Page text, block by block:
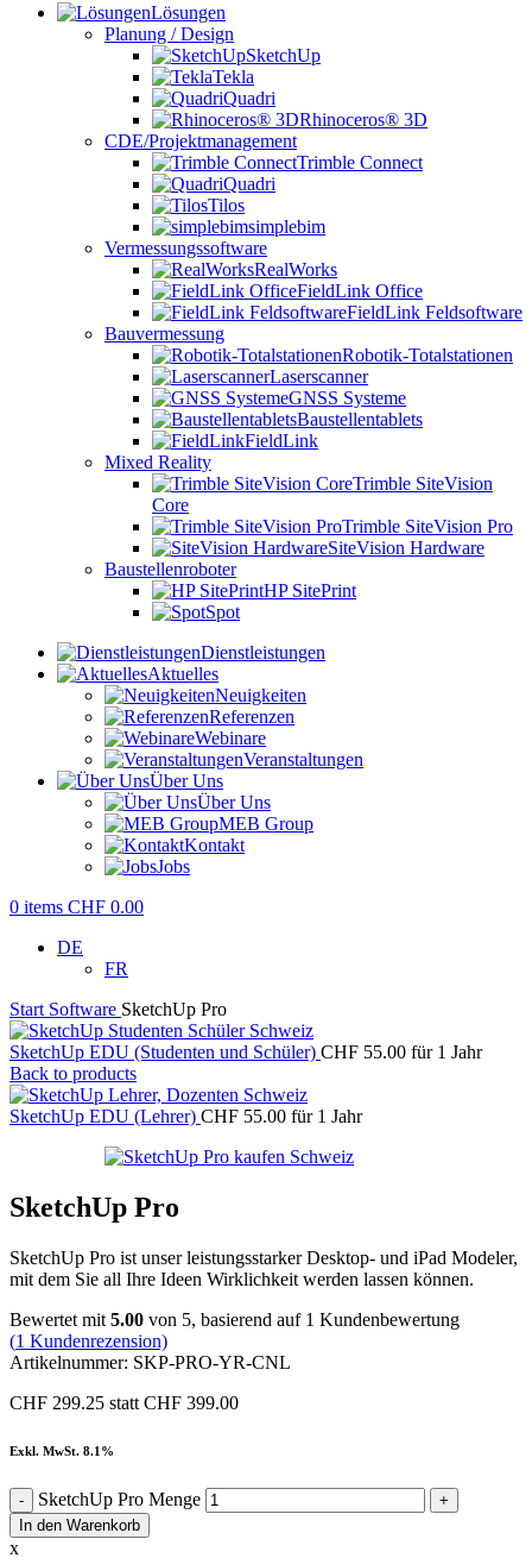
Lösungen
Planung / Design
SketchUp
Tekla
Quadri
Rhinoceros® 3D
CDE/Projektmanagement
Trimble Connect
Quadri
Tilos
simplebim
Vermessungssoftware
RealWorks
FieldLink Office
FieldLink Feldsoftware
Bauvermessung
Robotik-Totalstationen
Laserscanner
GNSS Systeme
Baustellentablets
FieldLink
Mixed Reality
Trimble SiteVision
Core
Trimble SiteVision Pro
SiteVision Hardware
Baustellenroboter
HP SitePrint
Spot
Dienstleistungen
Aktuelles
Neuigkeiten
Referenzen
Webinare
Veranstaltungen
Über Uns
Über Uns
MEB Group
Kontakt
Jobs
0 items CHF 0.00
DE
FR
Start Software SketchUp Pro
SketchUp EDU (Studenten und Schüler) CHF 55.00 für 1 Jahr
Back to products
SketchUp EDU (Lehrer) CHF 55.00 für 1 Jahr
SketchUp Pro
SketchUp Pro ist unser leistungsstarker Desktop- und iPad Modeler,
mit dem Sie all Ihre Ideen Wirklichkeit werden lassen können.
Bewertet mit 5.00 von 5, basierend auf 1 Kundenbewertung
(1 Kundenrezension)
Artikelnummer: SKP-PRO-YR-CNL
CHF 299.25 statt CHF 399.00
Exkl. MwSt. 8.1%
SketchUp Pro Menge
In den Warenkorb
x